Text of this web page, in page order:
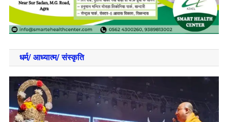
धर्म/ आध्‍यात्‍म/ संस्‍कृति